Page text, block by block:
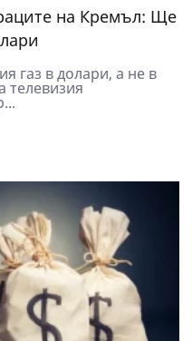
на Кремъл: Ще
газ в долари, а не в
телевизия